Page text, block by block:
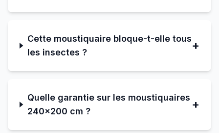
Cette moustiquaire bloque-t-elle tous
les insectes ?
+
Quelle garantie sur les moustiquaires
240×200 cm ?
+